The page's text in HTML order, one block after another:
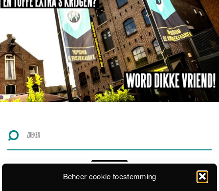
Beheer cookie toestemming